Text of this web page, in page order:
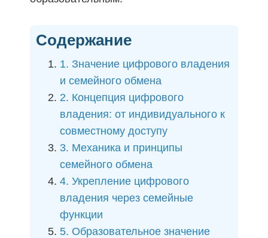
Содержание
1. Значение цифрового владения
и семейного обмена
2. Концепция цифрового
владения: от индивидуального к
совместному доступу
3. Механика и принципы
семейного обмена
4. Укрепление цифрового
владения через семейные
функции
5. Образовательное значение